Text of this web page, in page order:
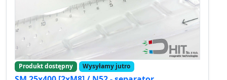
Produkt dostępny Wysyłamy jutro